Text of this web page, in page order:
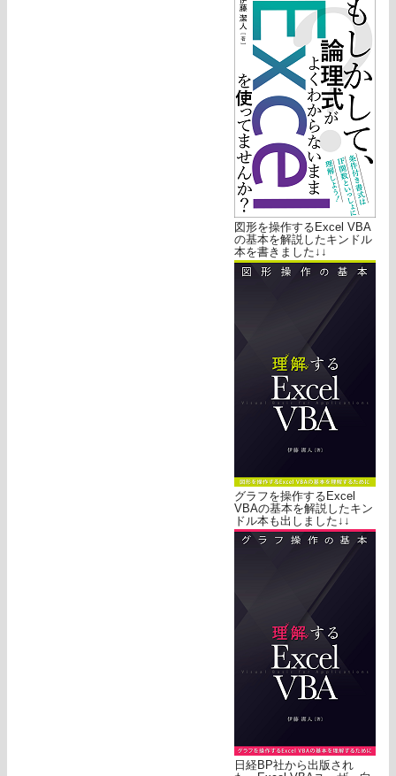
図形を操作するExcel VBA
の基本を解説したキンドル
本を書きました↓↓
グラフを操作するExcel
VBAの基本を解説したキン
ドル本も出しました↓↓
日経BP社から出版され